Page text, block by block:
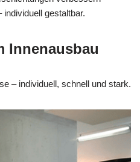
gestaltbar.
Innenausbau
– individuell, schnell und stark.